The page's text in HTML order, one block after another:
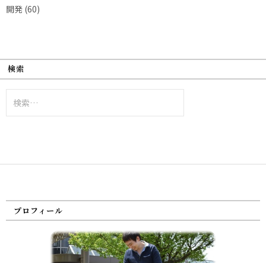
開発 (60)
検索
索:
プロフィール